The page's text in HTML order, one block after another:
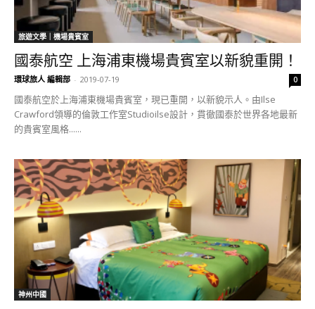
旅遊文學｜機場貴賓室
國泰航空 上海浦東機場貴賓室以新貌重開！
環球旅人 編輯部 - 2019-07-19 0
國泰航空於上海浦東機場貴賓室，現已重開，以新貌示人。由Ilse
Crawford領導的倫敦工作室Studioilse設計，貫徹國泰於世界各地最新
的貴賓室風格......
神州中國